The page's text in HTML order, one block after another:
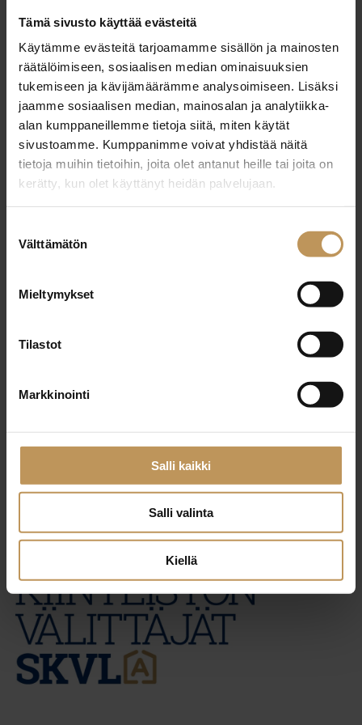
Tämä sivusto käyttää evästeitä
Käytämme evästeitä tarjoamamme sisällön ja mainosten
räätälöimiseen, sosiaalisen median ominaisuuksien
tukemiseen ja kävijämäärämme analysoimiseen. Lisäksi
jaamme sosiaalisen median, mainosalan ja analytiikka-
alan kumppaneillemme tietoja siitä, miten käytät
sivustoamme. Kumppanimme voivat yhdistää näitä
tietoja muihin tietoihin, joita olet antanut heille tai joita on
kerätty, kun olet käyttänyt heidän palvelujaan.
valinta
Välttämätön
Mieltymykset
Tilastot
Markkinointi
Salli kaikki
Salli valinta
Kiellä
Lue artikkeli
Kotigalleria LKV